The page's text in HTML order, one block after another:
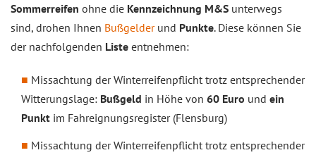
Sommerreifen ohne die Kennzeichnung M&S unterwegs
sind, drohen Ihnen Bußgelderund Punkte. Diese können Sie
der nachfolgenden Liste entnehmen:
Missachtung der Winterreifenpflicht trotz entsprechender
Witterungslage: Bußgeld in Höhe von 60 Euro und ein
Punkt im Fahreignungsregister (Flensburg)
Missachtung der Winterreifenpflicht trotz entsprechender